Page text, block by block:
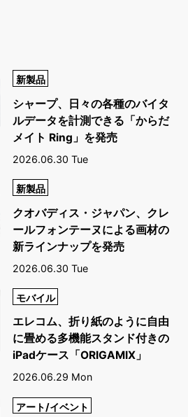
新製品
シャープ、日々の各種のバイタ
ルデータを計測できる「からだ
メイト Ring」を発売
2026.06.30 Tue
新製品
クオバディス・ジャパン、クレ
ールフォンテーヌによる画材の
新ラインナップを発売
2026.06.30 Tue
モバイル
エレコム、折り紙のように自由
に畳める多機能スタンド付きの
iPadケース「ORIGAMIX」
2026.06.29 Mon
アート/イベント